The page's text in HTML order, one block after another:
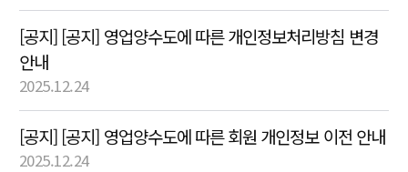
[공지] [공지] 영업양수도에 따른 개인정보처리방침 변경
안내
2025.12.24
[공지] [공지] 영업양수도에 따른 회원 개인정보 이전 안내
2025.12.24